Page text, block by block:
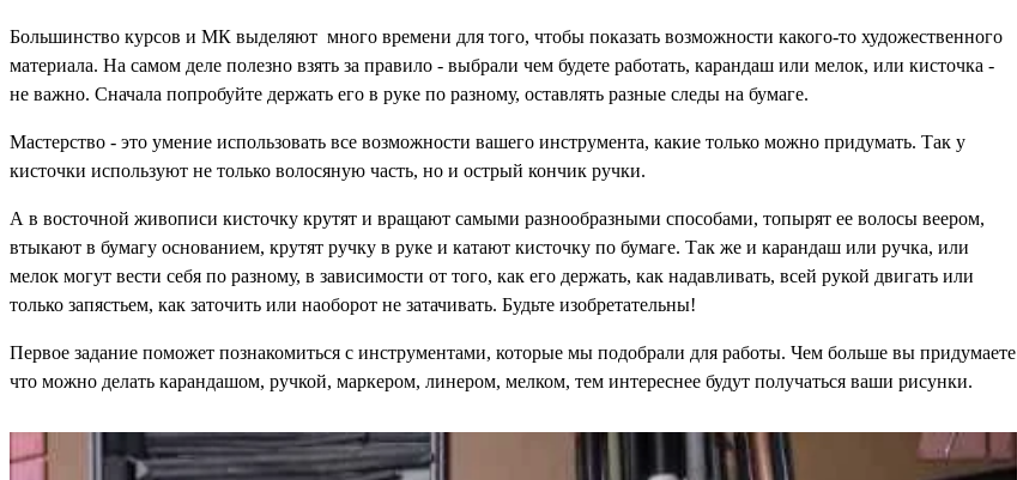
Большинство курсов и МК выделяют много времени для того, чтобы показать возможности какого-то художественного
материала. На самом деле полезно взять за правило - выбрали чем будете работать, карандаш или мелок, или кисточка -
не важно. Сначала попробуйте держать его в руке по разному, оставлять разные следы на бумаге.
Мастерство - это умение использовать все возможности вашего инструмента, какие только можно придумать. Так у
кисточки используют не только волосяную часть, но и острый кончик ручки.
А в восточной живописи кисточку крутят и вращают самыми разнообразными способами, топырят ее волосы веером,
втыкают в бумагу основанием, крутят ручку в руке и катают кисточку по бумаге. Так же и карандаш или ручка, или
мелок могут вести себя по разному, в зависимости от того, как его держать, как надавливать, всей рукой двигать или
только запястьем, как заточить или наоборот не затачивать. Будьте изобретательны!
Первое задание поможет познакомиться с инструментами, которые мы подобрали для работы. Чем больше вы придумаете
что можно делать карандашом, ручкой, маркером, линером, мелком, тем интереснее будут получаться ваши рисунки.